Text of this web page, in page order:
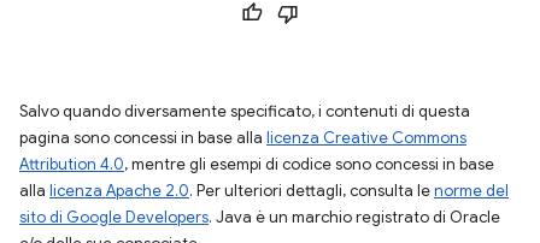
Salvo quando diversamente specificato, i contenuti di questa
pagina sono concessi in base alla licenza Creative Commons
Attribution 4.0, mentre gli esempi di codice sono concessi in base
alla licenza Apache 2.0. Per ulteriori dettagli, consulta lenorme del
sito di Google Developers. Java è un marchio registrato di Oracle